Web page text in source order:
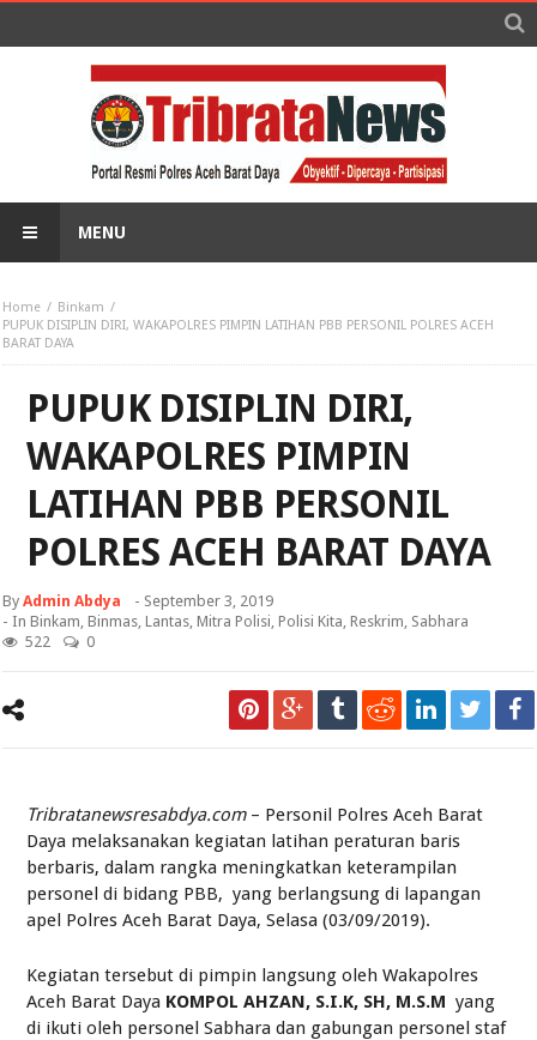
MENU
Home
Binkam
PUPUK DISIPLIN DIRI, WAKAPOLRES PIMPIN LATIHAN PBB PERSONIL POLRES ACEH
BARAT DAYA
PUPUK DISIPLIN DIRI,
WAKAPOLRES PIMPIN
LATIHAN PBB PERSONIL
POLRES ACEH BARAT DAYA
ByAdmin Abdya - September 3, 2019
- InBinkam,Binmas,Lantas,Mitra Polisi,Polisi Kita,Reskrim, Sabhara
522
0
Tribratanewsresabdya.com – Personil Polres Aceh Barat
Daya melaksanakan kegiatan latihan peraturan baris
berbaris, dalam rangka meningkatkan keterampilan
personel di bidang PBB, yang berlangsung di lapangan
apel Polres Aceh Barat Daya, Selasa (03/09/2019).
Kegiatan tersebut di pimpin langsung oleh Wakapolres
Aceh Barat Daya KOMPOL AHZAN, S.I.K, SH, M.S.M yang
di ikuti oleh personel Sabhara dan gabungan personel staf